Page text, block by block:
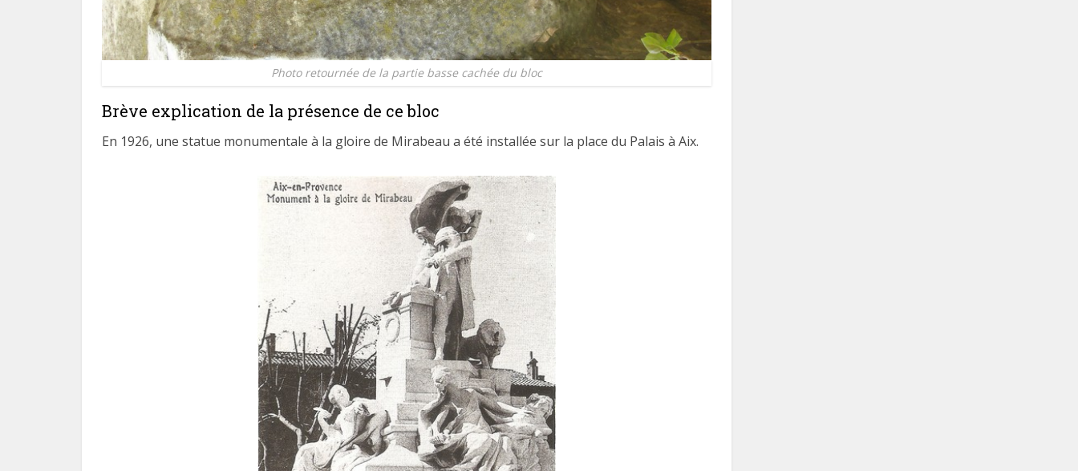
Photo retournée de la partie basse cachée du bloc
Brève explication de la présence de ce bloc
En 1926, une statue monumentale à la gloire de Mirabeau a été installée sur la place du Palais à Aix.